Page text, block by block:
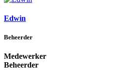
Edwin
Beheerder
Medewerker
Beheerder